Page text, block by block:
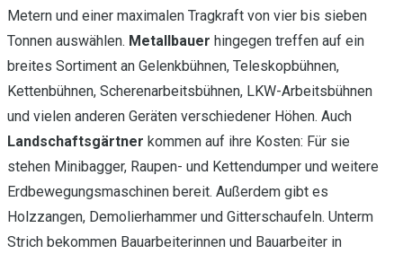
Metern und einer maximalen Tragkraft von vier bis sieben
Tonnen auswählen. Metallbauer hingegen treffen auf ein
breites Sortiment an Gelenkbühnen, Teleskopbühnen,
Kettenbühnen, Scherenarbeitsbühnen, LKW-Arbeitsbühnen
und vielen anderen Geräten verschiedener Höhen. Auch
Landschaftsgärtner kommen auf ihre Kosten: Für sie
stehen Minibagger, Raupen- und Kettendumper und weitere
Erdbewegungsmaschinen bereit. Außerdem gibt es
Holzzangen, Demolierhammer und Gitterschaufeln. Unterm
Strich bekommen Bauarbeiterinnen und Bauarbeiter in